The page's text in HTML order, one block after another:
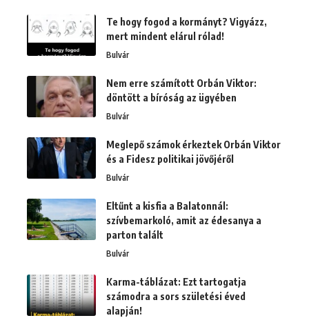
Te hogy fogod a kormányt? Vigyázz,
mert mindent elárul rólad!
Bulvár
Nem erre számított Orbán Viktor:
döntött a bíróság az ügyében
Bulvár
Meglepő számok érkeztek Orbán Viktor
és a Fidesz politikai jövőjéről
Bulvár
Eltűnt a kisfia a Balatonnál:
szívbemarkoló, amit az édesanya a
parton talált
Bulvár
Karma-táblázat: Ezt tartogatja
számodra a sors születési éved
alapján!